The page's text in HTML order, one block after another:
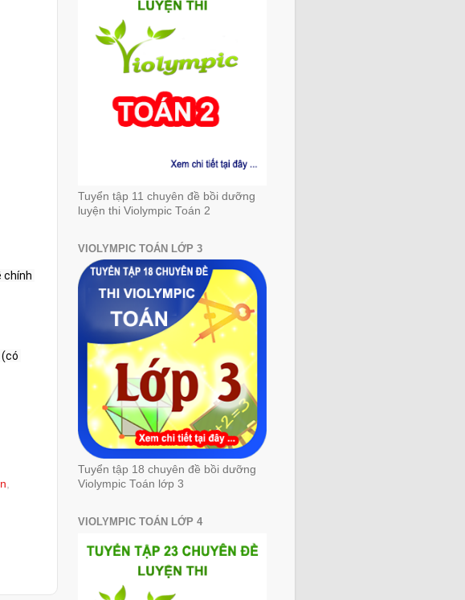
chính
,
Tuyển tập 11 chuyên đề bồi dưỡng
luyện thi Violympic Toán 2
VIOLYMPIC TOÁN LỚP 3
Tuyển tập 18 chuyên đề bồi dưỡng
Violympic Toán lớp 3
VIOLYMPIC TOÁN LỚP 4